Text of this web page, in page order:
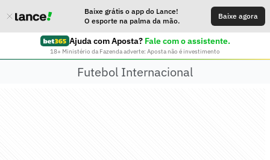
Baixe grátis o app do Lance!
O esporte na palma da mão.
Baixe agora
Ajuda com Aposta? Fale com o assistente.
18+ Ministério da Fazenda adverte: Aposta não é investimento
Futebol Internacional